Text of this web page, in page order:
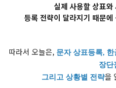
실제 사용할 상표
등록 전략이 달라지기 때문
따라서 오늘은, 문자 상표등록,
장단
그리고 상황별 전략을